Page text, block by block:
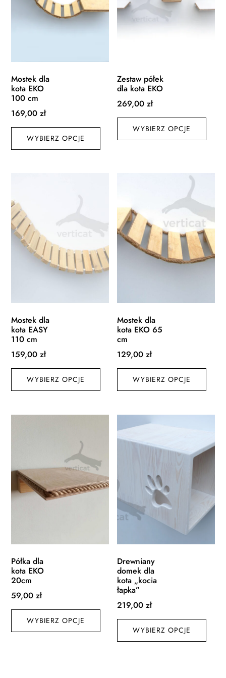
Mostek dla
kota EKO
100 cm
169,00zł
WYBIERZ OPCJE
Ten
produkt
ma
można
wybrać
stronie
produktu
Zestaw półek
dla kota EKO
269,00zł
WYBIERZ OPCJE
Ten
ma
na
Mostek dla
kota EASY
110 cm
159,00zł
WYBIERZ OPCJE
Ten
ma
Opcje
wybrać
na
stronie
produktu
Mostek dla
kota EKO 65
cm
129,00zł
WYBIERZ OPCJE
Ten
ma
Półka dla
kota EKO
20cm
59,00zł
WYBIERZ OPCJE
Ten
produkt
ma
Drewniany
domek dla
kota „kocia
łapka”
219,00zł
WYBIERZ OPCJE
Ten
ma